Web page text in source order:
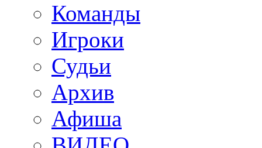
Команды
Игроки
Судьи
Архив
Афиша